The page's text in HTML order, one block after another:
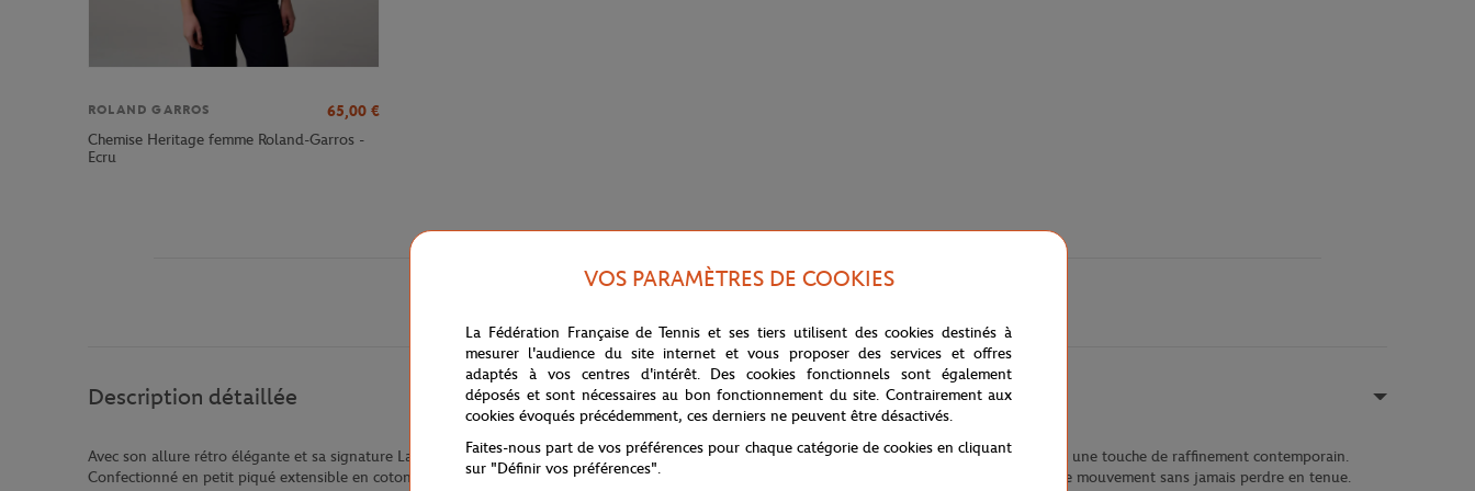
ROLAND GARROS 65,00 €
Chemise Heritage femme Roland-Garros -
Ecru
Description détaillée
Avec son allure rétro élégante et sa signature Lacoste Roland Garros Club, ce Polo Club est une pièce qui revisite les codes du polo classique avec une touche de raffinement contemporain.
Confectionné en petit piqué extensible en coton issu de l'agriculture biologique, il offre une matière souple et confortable qui accompagne chaque mouvement sans jamais perdre en tenue.
VOS PARAMÈTRES DE COOKIES
La Fédération Française de Tennis et ses tiers utilisent des cookies destinés à
mesurer l'audience du site internet et vous proposer des services et offres
adaptés à vos centres d'intérêt. Des cookies fonctionnels sont également
déposés et sont nécessaires au bon fonctionnement du site. Contrairement aux
cookies évoqués précédemment, ces derniers ne peuvent être désactivés.
Faites-nous part de vos préférences pour chaque catégorie de cookies en cliquant
sur "Définir vos préférences".